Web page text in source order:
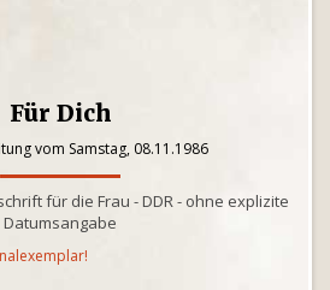
Für Dich
vom Samstag, 08.11.1986
für die Frau - DDR - ohne explizite
Datumsangabe